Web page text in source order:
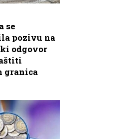
se
pozivu na
odgovor
granica